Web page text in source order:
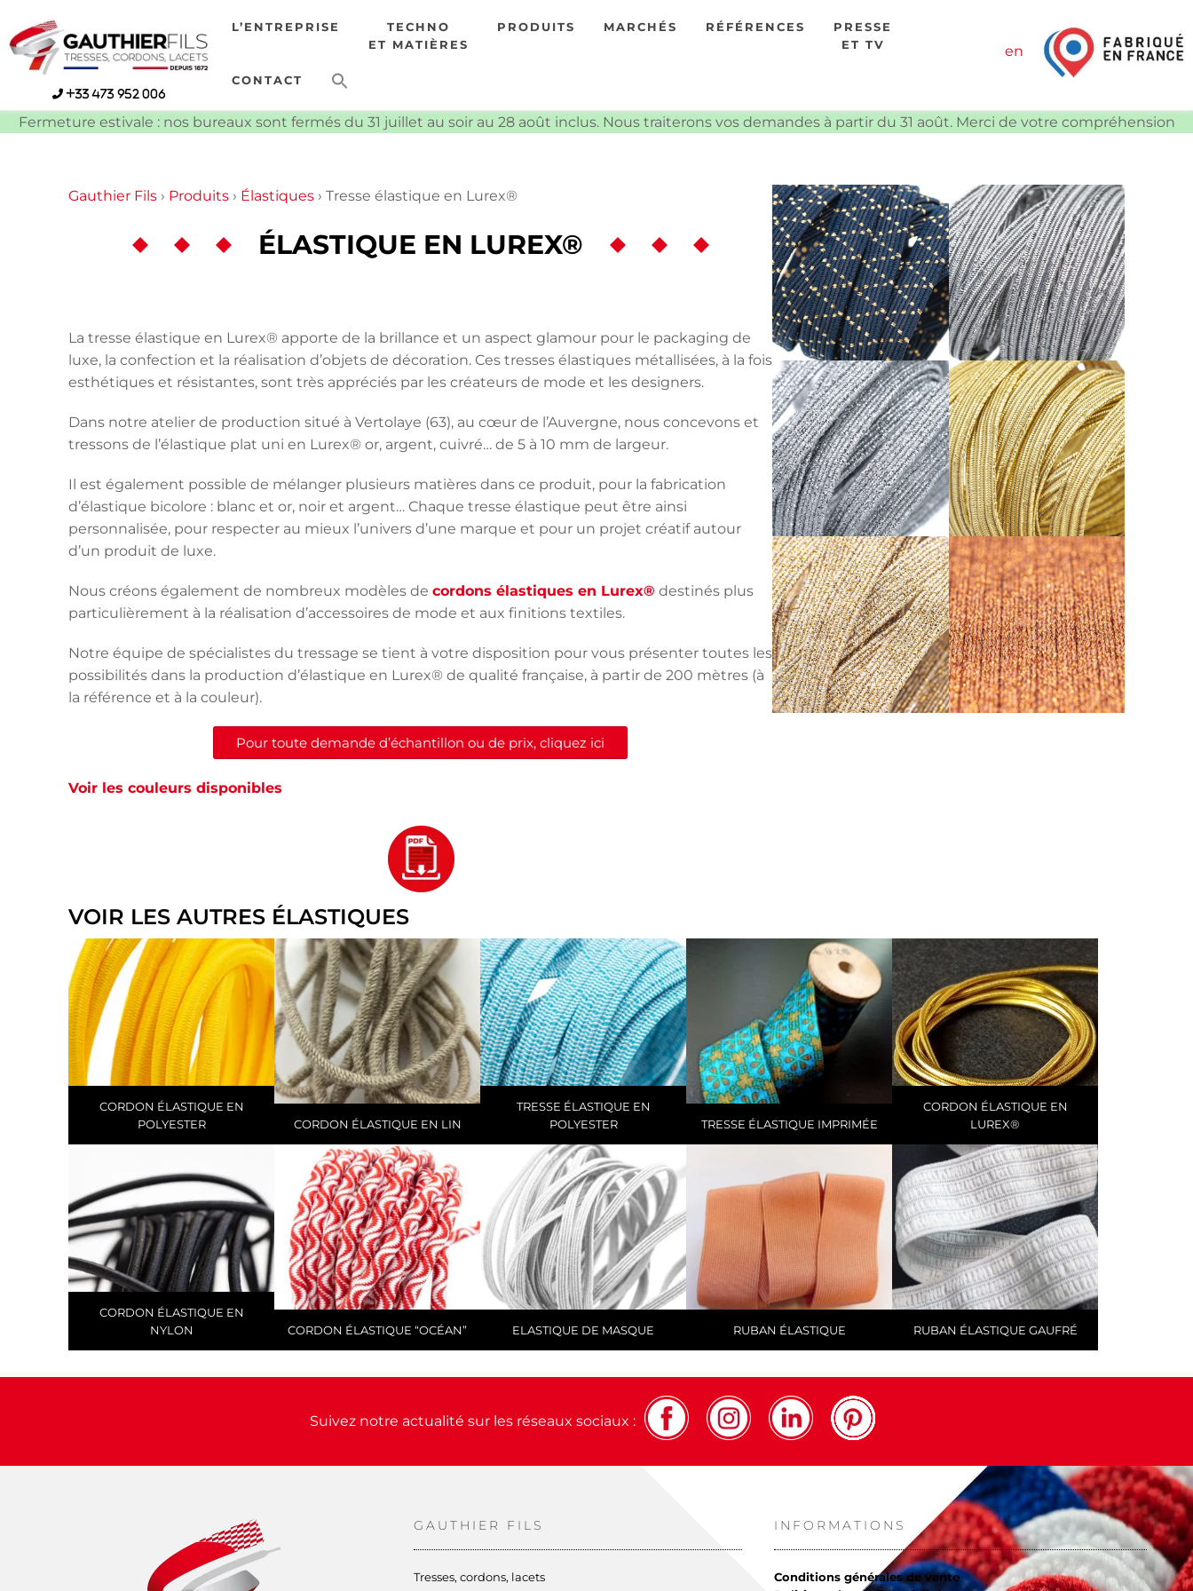
to
content
+33 473 952 006
L’ENTREPRISE
TECHNO
ET MATIÈRES
PRODUITS MARCHÉS RÉFÉRENCES
PRESSE
ET TV
CONTACT
en
Fermeture estivale : nos bureaux sont fermés du 31 juillet au soir au 28 août inclus. Nous traiterons vos demandes à partir du 31 août. Merci de votre compréhension
Gauthier Fils › Produits › Élastiques › Tresse élastique en Lurex®
ÉLASTIQUE EN LUREX®
La tresse élastique en Lurex® apporte de la brillance et un aspect glamour pour le packaging de
luxe, la confection et la réalisation d’objets de décoration. Ces tresses élastiques métallisées, à la fois
esthétiques et résistantes, sont très appréciés par les créateurs de mode et les designers.
Dans notre atelier de production situé à Vertolaye (63), au cœur de l’Auvergne, nous concevons et
tressons de l’élastique plat uni en Lurex® or, argent, cuivré… de 5 à 10 mm de largeur.
Il est également possible de mélanger plusieurs matières dans ce produit, pour la fabrication
d’élastique bicolore : blanc et or, noir et argent… Chaque tresse élastique peut être ainsi
personnalisée, pour respecter au mieux l’univers d’une marque et pour un projet créatif autour
d’un produit de luxe.
Nous créons également de nombreux modèles de cordons élastiques en Lurex® destinés plus
particulièrement à la réalisation d’accessoires de mode et aux finitions textiles.
Notre équipe de spécialistes du tressage se tient à votre disposition pour vous présenter toutes les
possibilités dans la production d’élastique en Lurex® de qualité française, à partir de 200 mètres (à
la référence et à la couleur).
Pour toute demande d’échantillon ou de prix, cliquez ici
Voir les couleurs disponibles
VOIR LES AUTRES ÉLASTIQUES
CORDON ÉLASTIQUE EN
POLYESTER
CORDON ÉLASTIQUE EN LIN
TRESSE ÉLASTIQUE EN
POLYESTER
TRESSE ÉLASTIQUE IMPRIMÉE
CORDON ÉLASTIQUE EN
LUREX®
CORDON ÉLASTIQUE EN
NYLON
CORDON ÉLASTIQUE “OCÉAN” ELASTIQUE DE MASQUE RUBAN ÉLASTIQUE RUBAN ÉLASTIQUE GAUFRÉ
Suivez notre actualité sur les réseaux sociaux :
GAUTHIER FILS
Tresses, cordons, lacets
INFORMATIONS
Conditions générales de vente